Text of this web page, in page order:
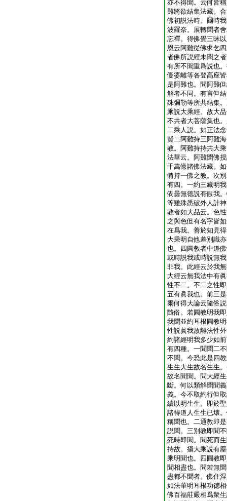
亦不得聞。云何皆
難將欲結集法藏。
佛初説法時。爾時
波羅奈。展轉聞者
忘禪。得佛覺三昧
恩云阿難從佛求乞
者佛所説經未聞之
有所不聞重爲説也
優婆離等各登高座
是阿難也。問阿難
解者不同。有言但
殊彌勒等所共結集
乘説大乘經。故大
不共者大菩薩集也
二乘人説。如正法
賢二阿難持三阿難
教。阿難持持共大
法華云。阿難聞佛
千萬億諸佛法藏。
備持一佛之教。次
有四。一約三藏明
依曇無徳説有假我
等雖殊悉破外人計
教者如大品云。色
之與色但有名字皆
在爲我。善於知見
大乘明自他差別識
也。四圓教者中道
或時説我或時説無
非我。此經云於我
大經云無我法中有
性不二。不二之性
五有眞我也。前三
爾何得大論云隨俗
隨俗。若圓教明我
我聞並約耳根圓教
性説眞我故離法性
約諸經明我多少如
有四種。一聞聞二
不聞。今恐此是四
生生大生故名生生
故名聞聞。問大經
斷。何以類解聞聞
義。今不取約行但
續以明生生。即於
諸得道人生生已壞
稱聞也。二通教即
説聞。三別教即聞
死時即聞。聞死而
持故。攝大乘説有
乘明聞也。四圓教
聞相盡也。問若無
盡都不聞者。佛住
如法華明耳根功徳
佛百福莊嚴相爲衆